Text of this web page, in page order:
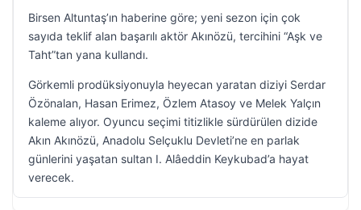
Birsen Altuntaş’ın haberine göre; yeni sezon için çok
sayıda teklif alan başarılı aktör Akınözü, tercihini “Aşk ve
Taht”tan yana kullandı.
Görkemli prodüksiyonuyla heyecan yaratan diziyi Serdar
Özönalan, Hasan Erimez, Özlem Atasoy ve Melek Yalçın
kaleme alıyor. Oyuncu seçimi titizlikle sürdürülen dizide
Akın Akınözü, Anadolu Selçuklu Devleti’ne en parlak
günlerini yaşatan sultan I. Alâeddin Keykubad’a hayat
verecek.